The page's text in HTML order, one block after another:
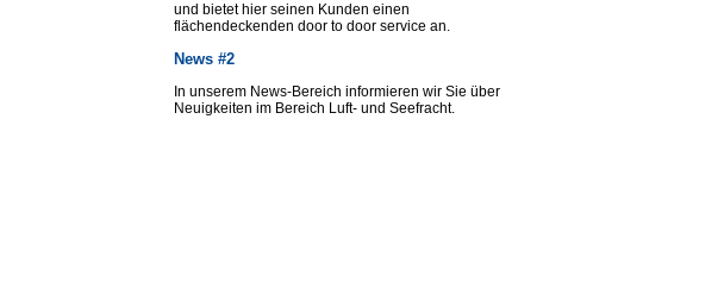
und bietet hier seinen Kunden einen
flächendeckenden door to door service an.
News #2
In unserem News-Bereich informieren wir Sie über
Neuigkeiten im Bereich Luft- und Seefracht.